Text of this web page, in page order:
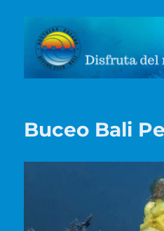
Buceo Bali